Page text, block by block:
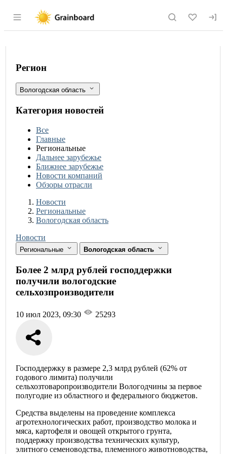
Раздел навигации по сайту
Более 2 млрд рублей господдержки
Фильтры
Регион
Вологодская область
Категория новостей
Все
Главные
Региональные
Дальнее зарубежье
Ближнее зарубежье
Новости компаний
Обзоры отрасли
Новости
Разделы
Новости
Региональные
Вологодская область
Новости
Региональные Вологодская область
Более 2 млрд рублей господдержки
получили вологодские
сельхозпроизводители
10 июл 2023, 09:30 25293
Господдержку в размере 2,3 млрд рублей (62% от
годового лимита) получили
сельхозтоваропроизводители Вологодчины за первое
полугодие из областного и федерального бюджетов.
Средства выделены на проведение комплекса
агротехнологических работ, производство молока и
мяса, картофеля и овощей открытого грунта,
поддержку производства технических культур,
элитного семеноводства, племенного животноводства,